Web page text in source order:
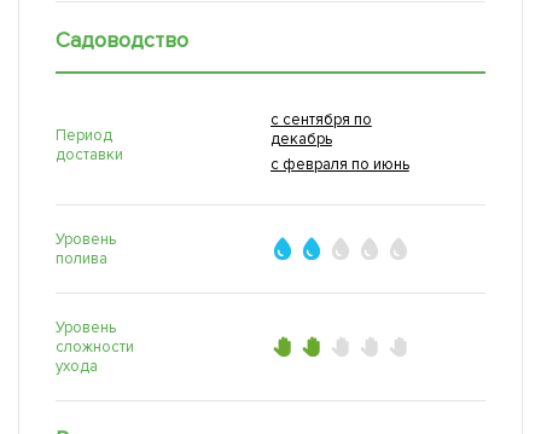
Садоводство
Период
доставки
с сентября по
декабрь
с февраля по июнь
Уровень
полива
Уровень
сложности
ухода